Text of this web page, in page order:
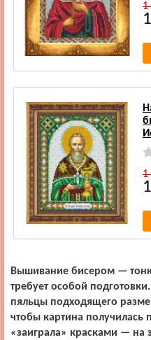
1
1
Вышивание бисером —
требует особой
пяльцы подходящего
чтобы картина
«заиграла» красками — на